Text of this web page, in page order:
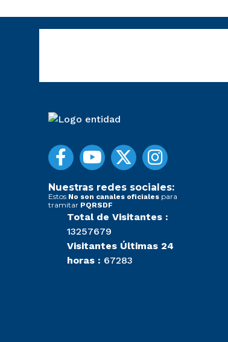
Nuestras redes sociales:
Estos No son canales oficiales para
tramitar PQRSDF
Total de Visitantes :
13257679
Visitantes Últimas 24
horas : 67283